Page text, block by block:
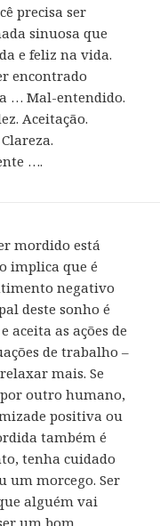
precisa ser
sinuosa que
e feliz na vida.
encontrado
… Mal-entendido.
Aceitação.
….
mordido está
implica que é
negativo
deste sonho é
aceita as ações de
de trabalho –
mais. Se
outro humano,
positiva ou
também é
tenha cuidado
um morcego. Ser
alguém vai
um bom